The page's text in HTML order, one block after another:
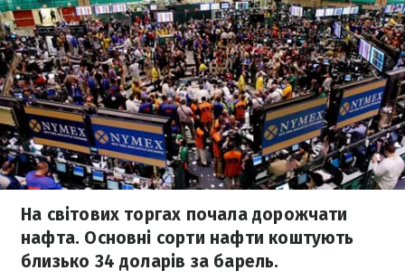
На світових торгах почала дорожчати
нафта. Основні сорти нафти коштують
близько 34 доларів за барель.